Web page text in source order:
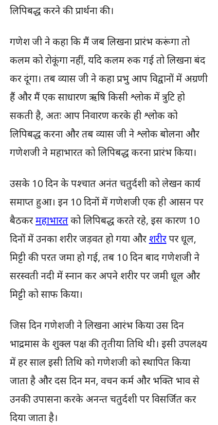
लिपिबद्ध करने की प्रार्थना की।
गणेश जी ने कहा कि मैं जब लिखना प्रारंभ करूंगा तो
कलम को रोकूंगा नहीं, यदि कलम रुक गई तो लिखना बंद
कर दूंगा। तब व्यास जी ने कहा प्रभु आप विद्वानों में अग्रणी
हैं और मैं एक साधारण ऋषि किसी श्लोक में त्रुटि हो
सकती है, अतः आप निवारण करके ही श्लोक को
लिपिबद्ध करना और तब व्यास जी ने श्लोक बोलना और
गणेशजी ने महाभारत को लिपिबद्ध करना प्रारंभ किया।
उसके 10 दिन के पश्चात अनंत चतुर्दशी को लेखन कार्य
समाप्त हुआ। इन 10 दिनों में गणेशजी एक ही आसन पर
बैठकरमहाभारतको लिपिबद्ध करते रहे, इस कारण 10
दिनों में उनका शरीर जड़वत हो गया और शरीरपर धूल,
मिट्टी की परत जमा हो गई, तब 10 दिन बाद गणेशजी ने
सरस्वती नदी में स्नान कर अपने शरीर पर जमी धूल और
मिट्टी को साफ किया।
जिस दिन गणेशजी ने लिखना आरंभ किया उस दिन
भाद्रमास के शुक्ल पक्ष की तृतीया तिथि थी। इसी उपलक्ष्य
में हर साल इसी तिथि को गणेशजी को स्थापित किया
जाता है और दस दिन मन, वचन कर्म और भक्ति भाव से
उनकी उपासना करके अनन्त चतुर्दशी पर विसर्जित कर
दिया जाता है।